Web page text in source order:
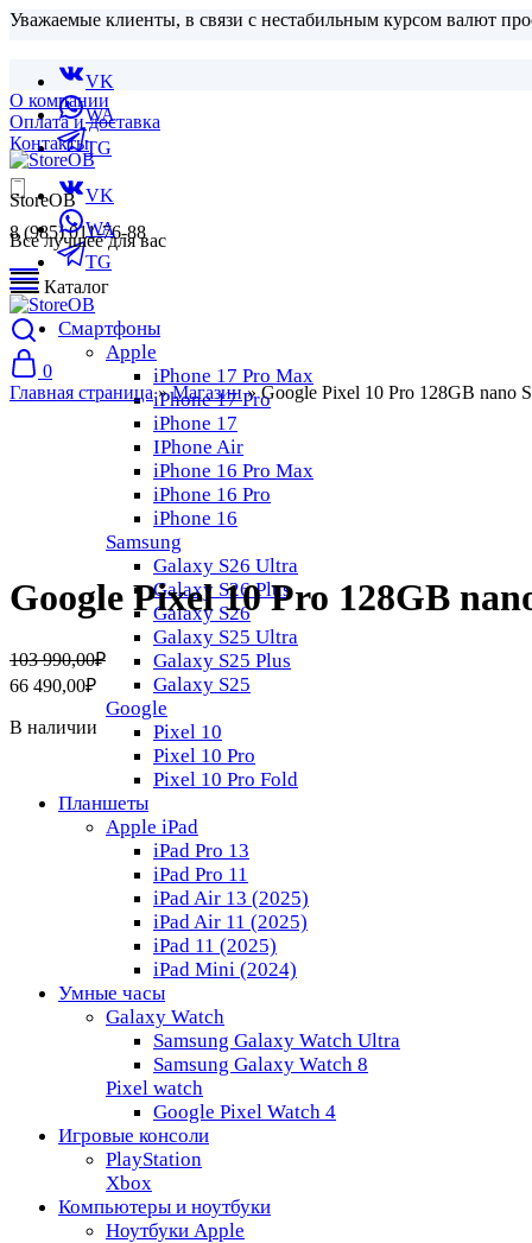
Уважаемые клиенты, в связи с нестабильным курсом валют
VK
WA
TG
8 (985) 011-76-88
О компании
Оплата и доставка
Контакты
VK
WA
TG
StoreOB
Все лучшее для вас
Каталог
Смартфоны
Apple
iPhone 17 Pro Max
iPhone 17 Pro
iPhone 17
IPhone Air
iPhone 16 Pro Max
iPhone 16 Pro
iPhone 16
Samsung
Galaxy S26 Ultra
Galaxy S26 Plus
Galaxy S26
Galaxy S25 Ultra
Galaxy S25 Plus
Galaxy S25
Google
Pixel 10
Pixel 10 Pro
Pixel 10 Pro Fold
Планшеты
Apple iPad
iPad Pro 13
iPad Pro 11
iPad Air 13 (2025)
iPad Air 11 (2025)
iPad 11 (2025)
iPad Mini (2024)
Умные часы
Galaxy Watch
Samsung Galaxy Watch Ultra
Samsung Galaxy Watch 8
Pixel watch
Google Pixel Watch 4
Игровые консоли
PlayStation
Xbox
Компьютеры и ноутбуки
Ноутбуки Apple
0
Главная страница»Магазин»Google Pixel 10 Pro 128GB nano
Google Pixel 10 Pro 128GB
103 990,00₽
Первоначальная
цена
составляла
103
66 490,00₽
Текущая
цена:
66
490,00₽.
В наличии